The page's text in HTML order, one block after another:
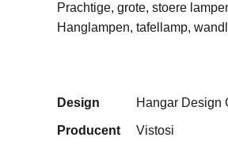
Prachtige, grote, stoere
Hanglampen, tafellamp,
Design Hangar Design
Producent Vistosi